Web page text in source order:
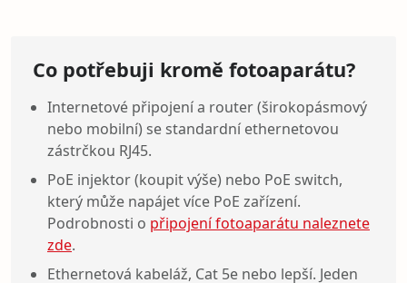
Co potřebuji kromě fotoaparátu?
Internetové připojení a router (širokopásmový
nebo mobilní) se standardní ethernetovou
zástrčkou RJ45.
PoE injektor (koupit výše) nebo PoE switch,
který může napájet více PoE zařízení.
Podrobnosti o připojení fotoaparátu naleznete
zde.
Ethernetová kabeláž, Cat 5e nebo lepší. Jeden